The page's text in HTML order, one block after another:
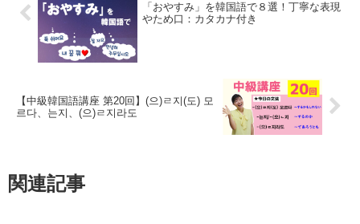
「おやすみ」を韓国語で８選！丁寧な表現
やため口：カタカナ付き
【中級韓国語講座 第20回】(으)ㄹ지(도) 모
르다、는지、(으)ㄹ지라도
関連記事